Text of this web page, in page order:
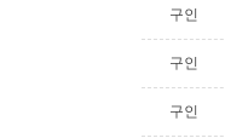
구인
구인
구인